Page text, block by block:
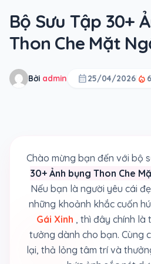
Bộ Sưu Tập 30+
Thon Che Mặt
Bởi admin calendar_month25/04/2026 local_fire_department
Chào mừng bạn đến với bộ
30+ Ảnh bụng Thon Che
Nếu bạn là người yêu cái
những khoảnh khắc cuốn
Gái Xinh , thì đây chính là
tưởng dành cho bạn. Cùng
lại, thả lỏng tâm trí và